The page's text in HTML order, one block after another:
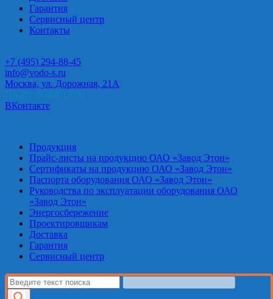
Гарантия
Сервисный центр
Контакты
+7 (495) 294-88-45
info@vodo-s.ru
Москва, ул. Дорожная, 21А
ВКонтакте
Продукция
Прайс-листы на продукцию ОАО «Завод Этон»
Сертификаты на продукцию ОАО «Завод Этон»
Паспорта оборудования ОАО «Завод Этон»
Руководства по эксплуатации оборудования ОАО
«Завод Этон»
Энергосбережение
Проектировщикам
Доставка
Гарантия
Сервисный центр